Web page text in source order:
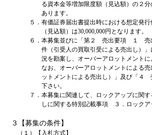
る資本金等増加限度額（見込額）の２
あります。
５．有価証券届出書提出時における想定発
（見込額）は30,000,000円となります。
６．本募集並びに「第２ 売出要項 １ 売
件（引受人の買取引受による売出し）
況を勘案し、オーバーアロットメントに
なお、オーバーアロットメントによ
ットメントによる売出し）」及び「４
下さい。
７．本募集に関連して、ロックアップに関
しに関する特別記載事項 ３．ロックア
３【募集の条件】
（１）【入札方式】